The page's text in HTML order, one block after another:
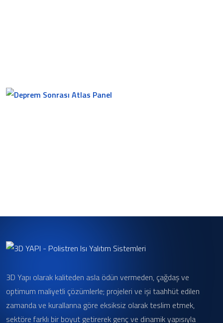
3D Yapı olarak kaliteden asla ödün vermeden, çağdaş ve
optimum maliyetli çözümlerle; projeleri ve işi taahhüt edilen
zamanda ve kurallarına göre eksiksiz olarak teslim etmek,
sektöre farklı bir boyut getirerek genç ve dinamik yapısıyla